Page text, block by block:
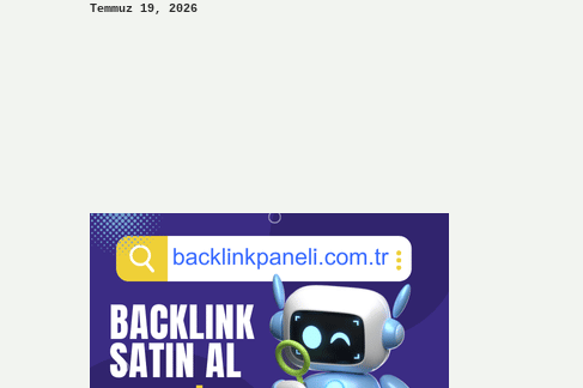
Temmuz 19, 2026